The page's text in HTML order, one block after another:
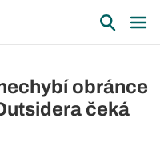
obránce
čeká